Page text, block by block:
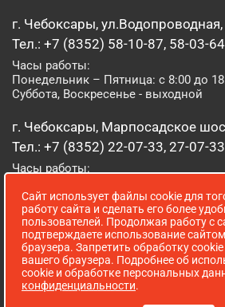
г. Чебоксары,
Тел.: +7 (8352) 58-10-87, 58-03-64
Часы работы:
Понедельник – Пятница: с 8:00 до
Суббота, Воскресенье - выходной
г. Чебоксары, Марпосадское
Тел.: +7 (8352) 22-07-33, 27-07-33
Часы работы:
Суббота, Воскресенье: с 8:00 до 16:00
г. Йошкар-Ола, ул.
Тел.: (8362) 41-07-31
Часы работы:
Понедельник – Пятница: с 8:00 до
Сайт использует файлы cookie для
работу сайта и сделать его более
пользователей. Продолжая работу с
подтверждаете использование
браузера. Запретить обработку
вашего браузера. Подробнее об
cookie и обработке персональных
конфиденциальности.